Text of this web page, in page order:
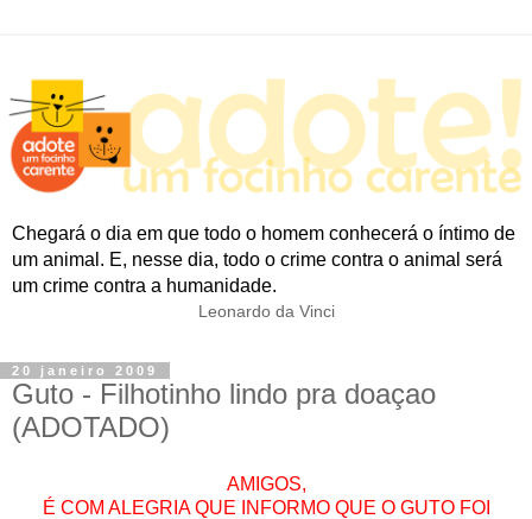
Chegará o dia em que todo o homem conhecerá o íntimo de
um animal. E, nesse dia, todo o crime contra o animal será
um crime contra a humanidade.
Leonardo da Vinci
20 janeiro 2009
Guto - Filhotinho lindo pra doaçao
(ADOTADO)
AMIGOS,
É COM ALEGRIA QUE INFORMO QUE O GUTO FOI